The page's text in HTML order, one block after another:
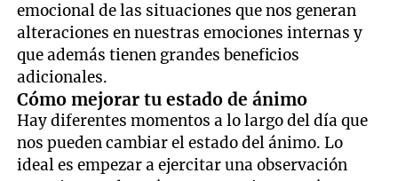
emocional de las situaciones que nos generan
alteraciones en nuestras emociones internas y
que además tienen grandes beneficios
adicionales.
Cómo mejorar tu estado de ánimo
Hay diferentes momentos a lo largo del día que
nos pueden cambiar el estado del ánimo. Lo
ideal es empezar a ejercitar una observación